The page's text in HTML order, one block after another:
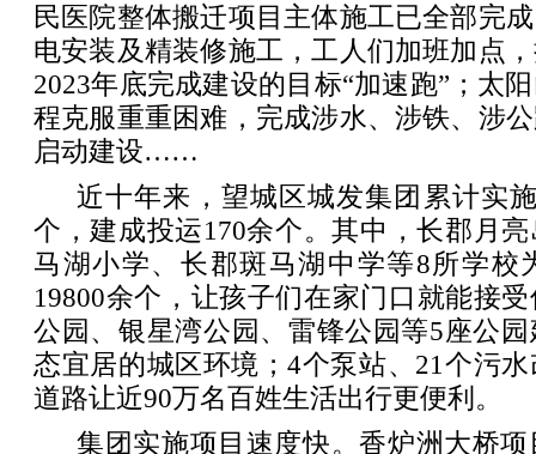
民医院整体搬迁项目主体施工已全部完
电安装及精装修施工，工人们加班加点
2023年底完成建设的目标“加速跑”；太
程克服重重困难，完成涉水、涉铁、涉
启动建设……
近十年来，望城区城发集团累计实
个，建成投运170余个。其中，长郡月
马湖小学、长郡斑马湖中学等8所学校
19800余个，让孩子们在家门口就能接
公园、银星湾公园、雷锋公园等5座公
态宜居的城区环境；4个泵站、21个污
道路让近90万名百姓生活出行更便利。
集团实施项目速度快。香炉洲大桥